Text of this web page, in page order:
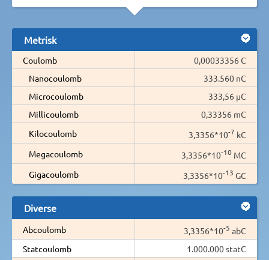
Metrisk
Coulomb
0,00033356 C
Nanocoulomb
333.560 nC
Microcoulomb
333,56 µC
Millicoulomb
0,33356 mC
Kilocoulomb
3,3356*10-7 kC
Megacoulomb
3,3356*10-10 MC
Gigacoulomb
3,3356*10-13 GC
Diverse
Abcoulomb 3,3356*10-5 abC
Statcoulomb
1.000.000 statC